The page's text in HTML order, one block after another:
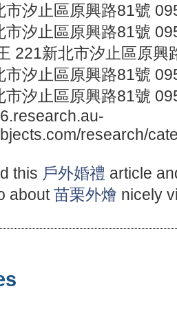
市汐止區原興路81號
市汐止區原興路81號
221新北市汐止區原
市汐止區原興路81號
市汐止區原興路81號
research/
this 戶外婚禮 article
about苗栗外燴 nicely